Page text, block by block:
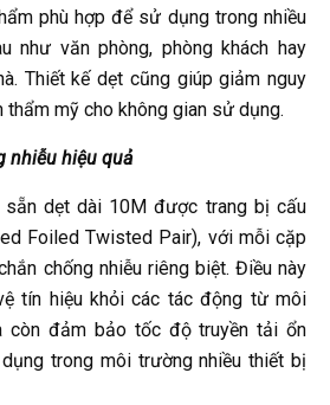
phù hợp để sử dụng trong nhiều
như văn phòng, phòng khách hay
Thiết kế dẹt cũng giúp giảm nguy
thẩm mỹ cho không gian sử dụng.
nhiễu hiệu quả
sẵn dẹt dài 10M được trang bị cấu
Foiled Twisted Pair), với mỗi cặp
chống nhiễu riêng biệt. Điều này
tín hiệu khỏi các tác động từ môi
còn đảm bảo tốc độ truyền tải ổn
trong môi trường nhiều thiết bị